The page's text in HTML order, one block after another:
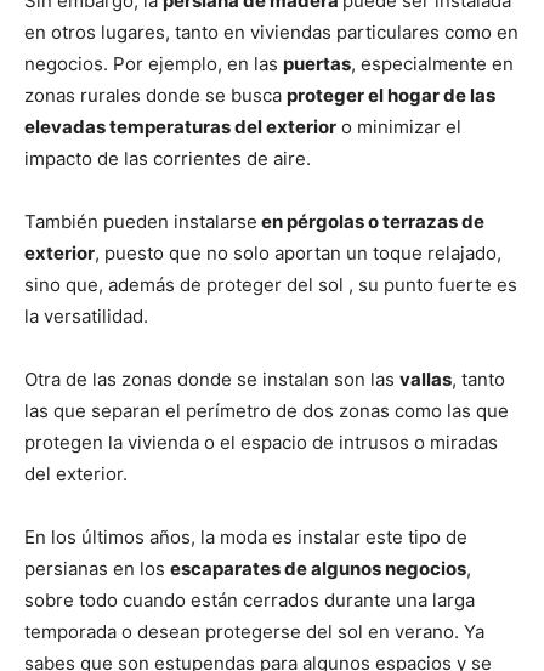
en otros lugares, tanto en viviendas particulares como en
negocios. Por ejemplo, en las puertas, especialmente en
zonas rurales donde se busca proteger el hogar de las
elevadas temperaturas del exterior o minimizar el
impacto de las corrientes de aire.
También pueden instalarse en pérgolas o terrazas de
exterior, puesto que no solo aportan un toque relajado,
sino que, además de proteger del sol , su punto fuerte es
la versatilidad.
Otra de las zonas donde se instalan son las vallas, tanto
las que separan el perímetro de dos zonas como las que
protegen la vivienda o el espacio de intrusos o miradas
del exterior.
En los últimos años, la moda es instalar este tipo de
persianas en los escaparates de algunos negocios,
sobre todo cuando están cerrados durante una larga
temporada o desean protegerse del sol en verano. Ya
sabes que son estupendas para algunos espacios y se